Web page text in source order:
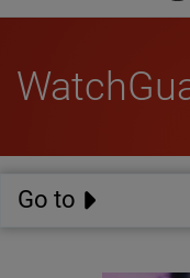
Go to